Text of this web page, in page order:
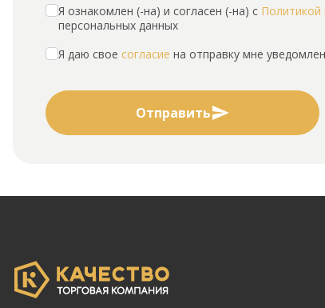
Я ознакомлен (-на) и согласен (-на) с Политикой
персональных данных
Я даю свое согласие на отправку мне
Отправить